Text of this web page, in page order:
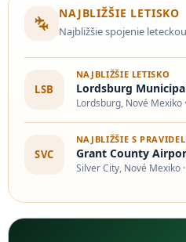
connecting_airports
NAJBLIŽŠIE LETISKO
Najbližšie spojenie
LSB
NAJBLIŽŠIE LETISKO
Lordsburg
Lordsburg, Nové Mexiko
SVC
NAJBLIŽŠIE S
Grant County
Silver City, Nové Mexiko